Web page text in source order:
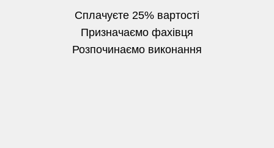
Сплачуєте 25% вартості
Призначаємо фахівця
Розпочинаємо виконання